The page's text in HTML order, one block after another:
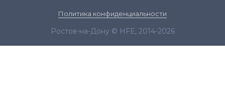
Политика конфиденциальности
Ростов-на-Дону © HFE, 2014-2026